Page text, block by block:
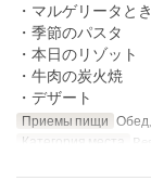
・マルゲリータと
・季節のパスタ
・本日のリゾット
・牛肉の炭火焼
・デザート
Приемы пищи
Категория места